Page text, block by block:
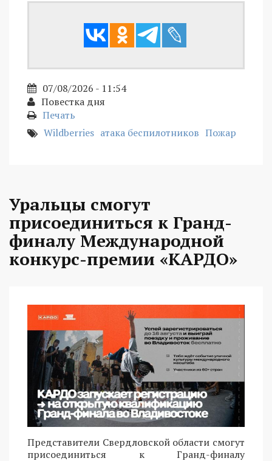
07/08/2026 - 11:54
Повестка дня
Печать
Wildberries атака беспилотников Пожар
Уральцы смогут
присоединиться к Гранд-
финалу Международной
конкурс-премии «КАРДО»
Представители Свердловской области смогут
присоединиться к Гранд-финалу